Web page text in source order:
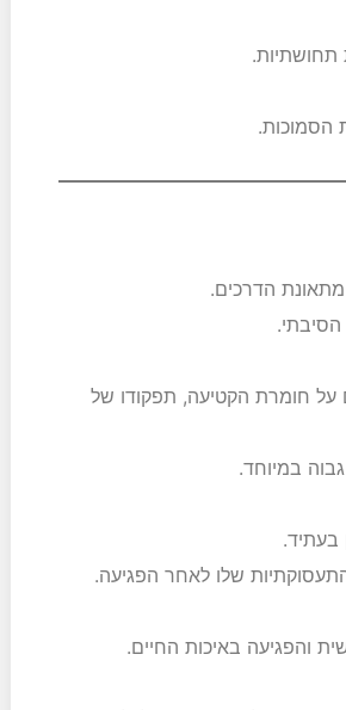
תחושתיות.
מתאונת הדרכים.
על חומרת הקטיעה, תפקודו של
במיוחד.
בעתיד.
שלו לאחר הפגיעה.
והפגיעה באיכות החיים.